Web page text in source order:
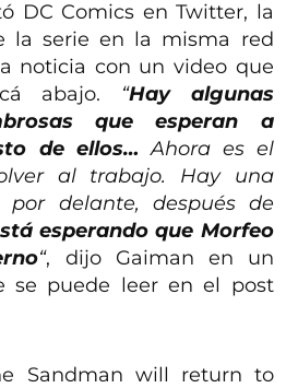
DC Comics en Twitter, la
la serie en la misma red
noticia con un video que
abajo. “Hay algunas
que esperan a
de ellos… Ahora es el
al trabajo. Hay una
delante, después de
esperando que Morfeo
“, dijo Gaiman en un
se puede leer en el post
Sandman will return to